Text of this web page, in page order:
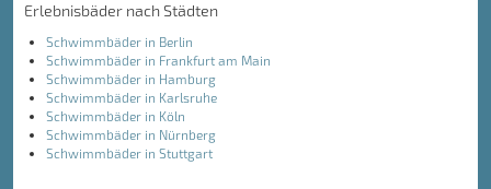
Erlebnisbäder nach Städten
Schwimmbäder in Berlin
Schwimmbäder in Frankfurt am Main
Schwimmbäder in Hamburg
Schwimmbäder in Karlsruhe
Schwimmbäder in Köln
Schwimmbäder in Nürnberg
Schwimmbäder in Stuttgart